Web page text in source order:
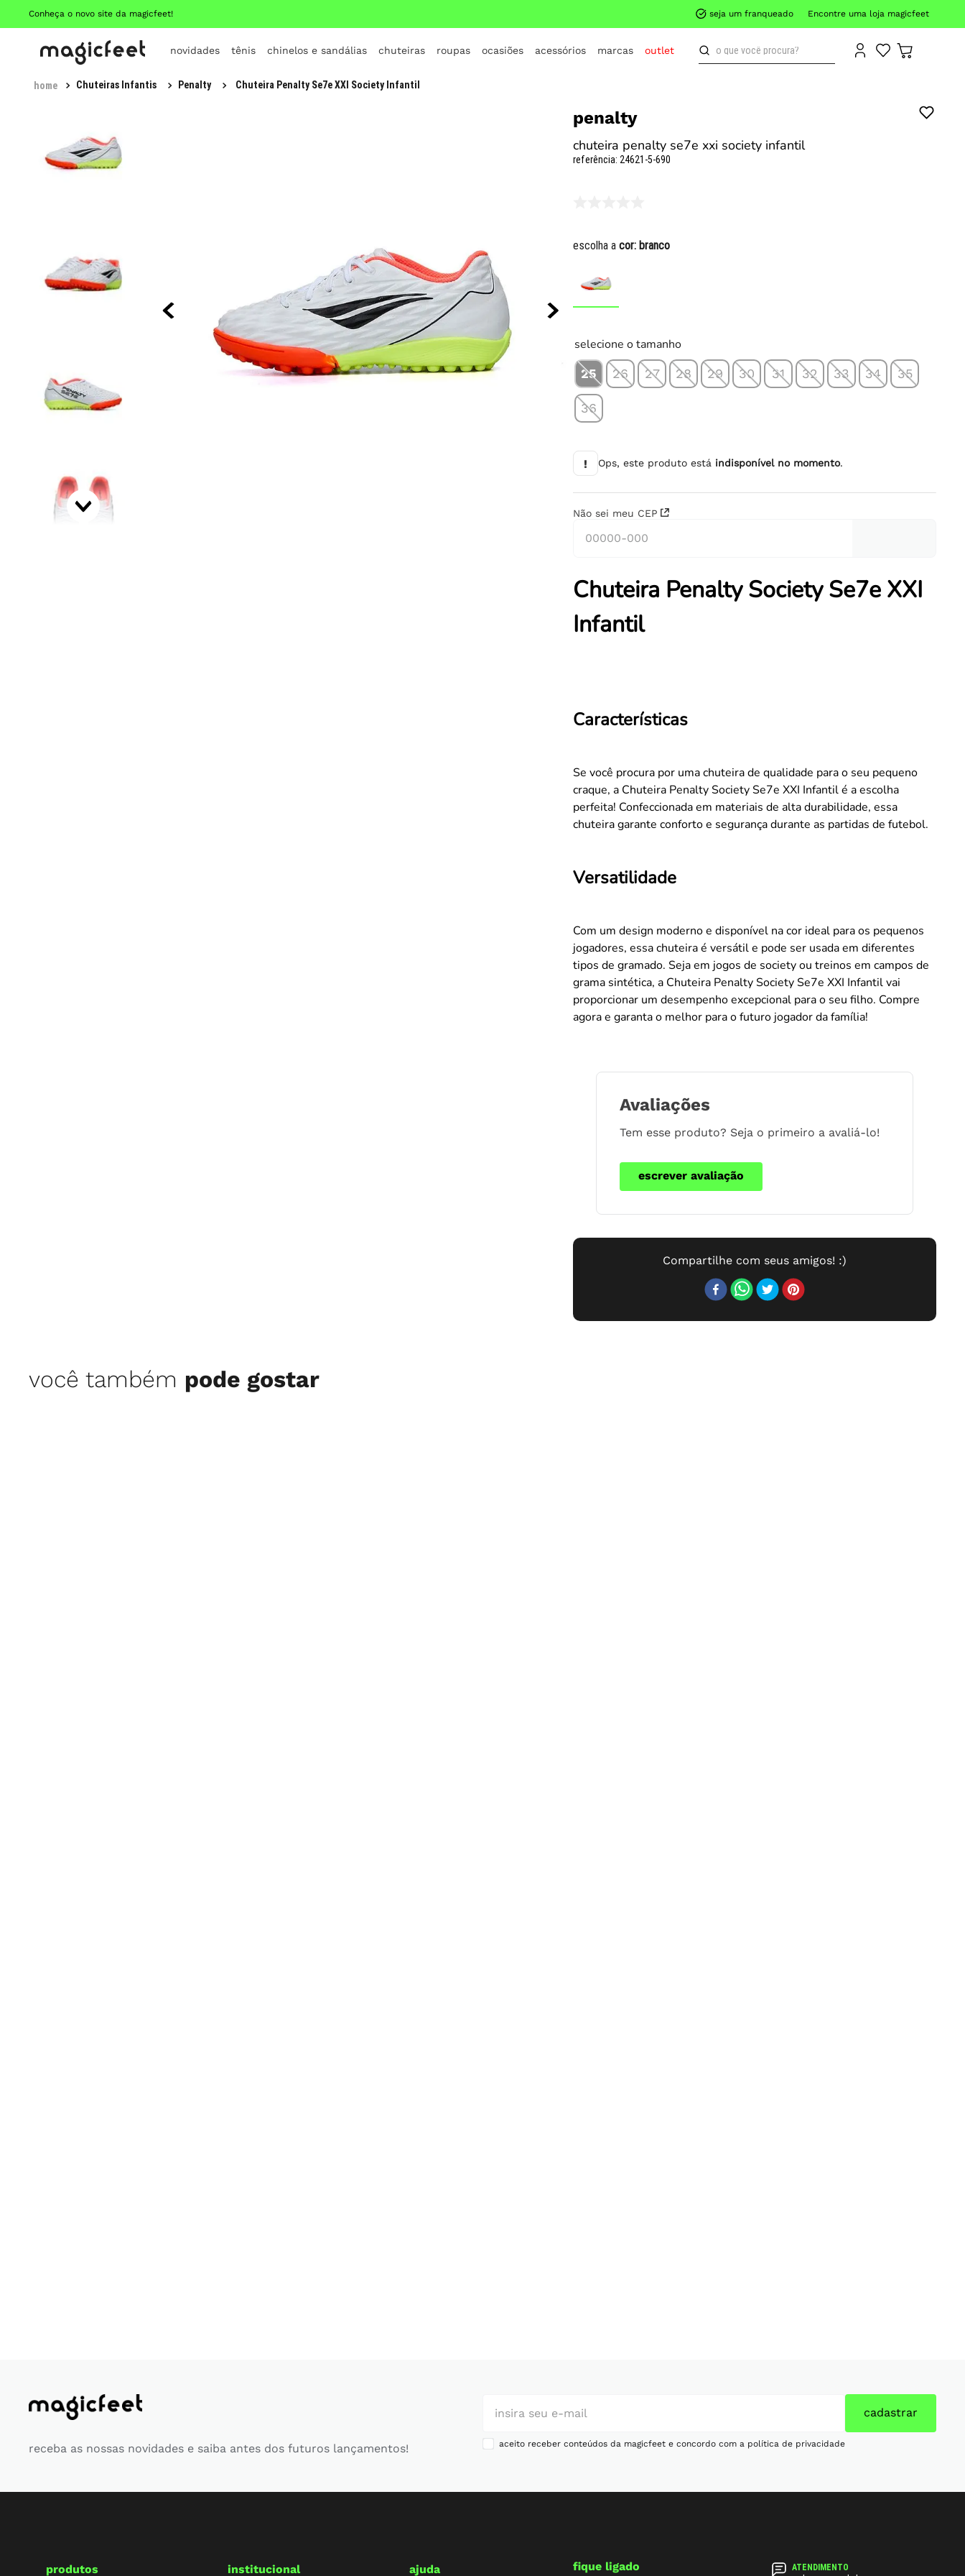
Conheça o novo site da magicfeet! seja um franqueado Encontre uma loja magicfeet
novidades tênis chinelos e sandálias chuteiras roupas ocasiões acessórios marcas outlet
o que você procura?
Chuteiras Infantis Penalty Chuteira Penalty Se7e XXI Society Infantil
penalty
chuteira penalty se7e xxi society infantil
referência: 24621-5-690
escolha acor: branco
selecione o tamanho
25 26 27 28 29 30 31 32 33 34 35
36
! Ops, este produto está indisponível no momento.
Não sei meu CEP
Chuteira Penalty Society Se7e XXI
Infantil
Características
Se você procura por uma chuteira de qualidade para o seu pequeno
craque, a Chuteira Penalty Society Se7e XXI Infantil é a escolha
perfeita! Confeccionada em materiais de alta durabilidade, essa
chuteira garante conforto e segurança durante as partidas de futebol.
Versatilidade
Com um design moderno e disponível na cor ideal para os pequenos
jogadores, essa chuteira é versátil e pode ser usada em diferentes
tipos de gramado. Seja em jogos de society ou treinos em campos de
grama sintética, a Chuteira Penalty Society Se7e XXI Infantil vai
proporcionar um desempenho excepcional para o seu filho. Compre
agora e garanta o melhor para o futuro jogador da família!
Avaliações
Tem esse produto? Seja o primeiro a avaliá-lo!
escrever avaliação
você também pode gostar
receba as nossas novidades e saiba antes dos futuros lançamentos!
cadastrar
aceito receber conteúdos da magicfeet e concordo com a política de privacidade
produtos institucional ajuda fique ligado
TERMOS MAIS BUSCADOS
7º
vans
8
all star
9º
new balance
10º chuteira